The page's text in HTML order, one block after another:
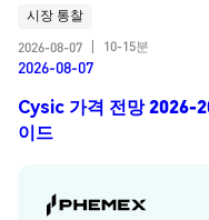
시장 통찰
2026-08-07
10-15분
2026-08-07
Cysic 가격 전망 2026-
이드